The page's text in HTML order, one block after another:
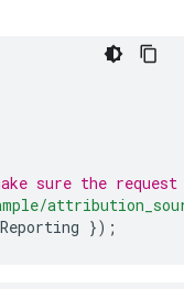
sure the
});